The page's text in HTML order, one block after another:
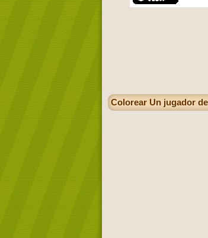
Colorear Un jugador